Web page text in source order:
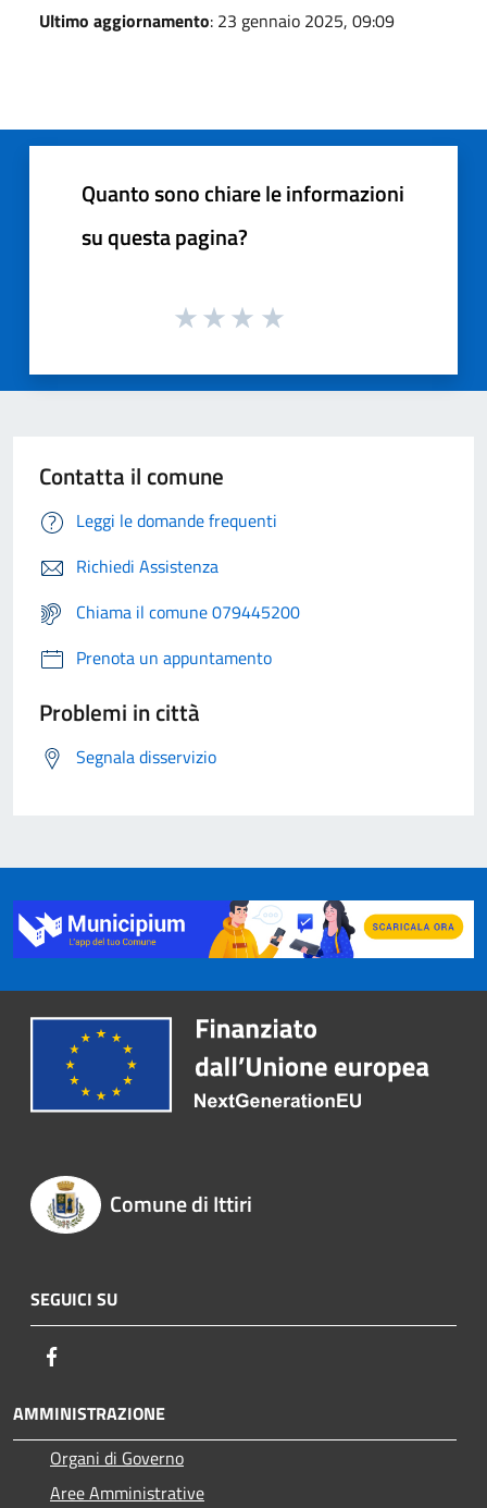
Ultimo aggiornamento: 23 gennaio 2025, 09:09
Quanto sono chiare le informazioni
su questa pagina?
Contatta il comune
Leggi le domande frequenti
Richiedi Assistenza
Chiama il comune 079445200
Prenota un appuntamento
Problemi in città
Segnala disservizio
Comune di Ittiri
SEGUICI SU
AMMINISTRAZIONE
Organi di Governo
Aree Amministrative